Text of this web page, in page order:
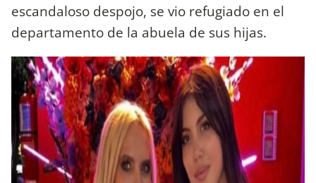
escandaloso despojo, se vio refugiado en el
departamento de la abuela de sus hijas.